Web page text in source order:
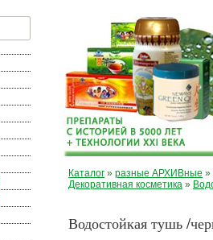
Каталог » разные АРХИВные »
Декоративная косметика »
Водостойкая тушь /